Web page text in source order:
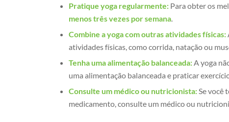
Pratique yoga regularmente: Para obter os
menos três vezes por semana.
Combine a yoga com outras atividades físicas:
atividades físicas, como corrida, natação ou
Tenha uma alimentação balanceada:A yoga
uma alimentação balanceada e praticar
Consulte um médico ou nutricionista:Se você
medicamento, consulte um médico ou